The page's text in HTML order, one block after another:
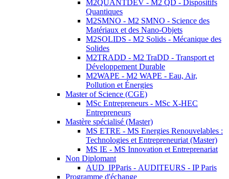
M2QUANTDEV - M2 QD - Dispositifs
Quantiques
M2SMNO - M2 SMNO - Science des
Matériaux et des Nano-Objets
M2SOLIDS - M2 Solids - Mécanique des
Solides
M2TRADD - M2 TraDD - Transport et
Développement Durable
M2WAPE - M2 WAPE - Eau, Air,
Pollution et Énergies
Master of Science (CGE)
MSc Entrepreneurs - MSc X-HEC
Entrepreneurs
Mastère spécialisé (Master)
MS ETRE - MS Energies Renouvelables :
Technologies et Entrepreneuriat (Master)
MS IE - MS Innovation et Entreprenariat
Non Diplomant
AUD_IPParis - AUDITEURS - IP Paris
Programme d'échange